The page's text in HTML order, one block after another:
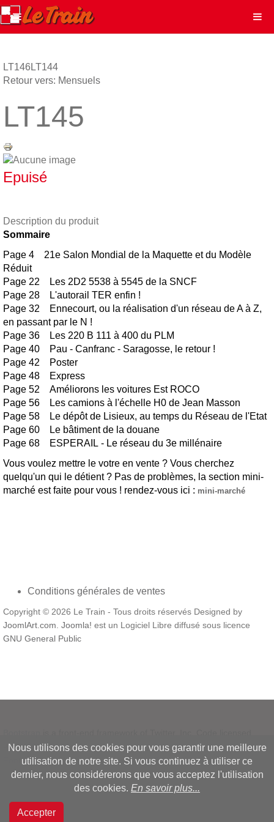
LT146 LT144
Retour vers: Mensuels
LT145
Epuisé
Description du produit
Sommaire
Page 4 21e Salon Mondial de la Maquette et du Modèle
Réduit
Page 22 Les 2D2 5538 à 5545 de la SNCF
Page 28 L'autorail TER enfin !
Page 32 Ennecourt, ou la réalisation d'un réseau de A à Z,
en passant par le N !
Page 36 Les 220 B 111 à 400 du PLM
Page 40 Pau - Canfranc - Saragosse, le retour !
Page 42 Poster
Page 48 Express
Page 52 Améliorons les voitures Est ROCO
Page 56 Les camions à l'échelle H0 de Jean Masson
Page 58 Le dépôt de Lisieux, au temps du Réseau de l'Etat
Page 60 Le bâtiment de la douane
Page 68 ESPERAIL - Le réseau du 3e millénaire
Vous voulez mettre le votre en vente ? Vous cherchez
quelqu'un qui le détient ? Pas de problèmes, la section mini-
marché est faite pour vous ! rendez-vous ici : mini-marché
Conditions générales de ventes
Copyright © 2026 Le Train - Tous droits réservés Designed by
JoomlArt.com Joomla! est un Logiciel Libre diffusé sous licence
GNU General Public
underMIT License.
Font Awesomefont licensed underSIL OFL 1.1.
Nous utilisons des cookies pour vous garantir une meilleure
utilisation de notre site. Si vous continuez à utiliser ce
dernier, nous considérerons que vous acceptez l'utilisation
des cookies. En savoir plus...
Accepter